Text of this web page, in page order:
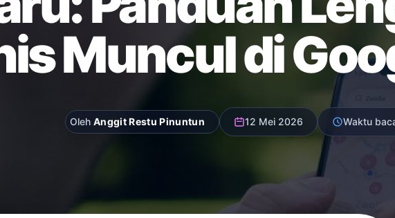
Muncul di
Oleh Anggit Restu Pinuntun 12 Mei 2026 Waktu